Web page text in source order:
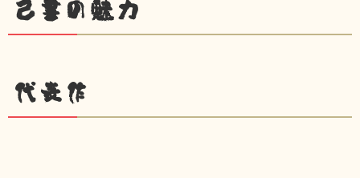
己書の魅力
代表作